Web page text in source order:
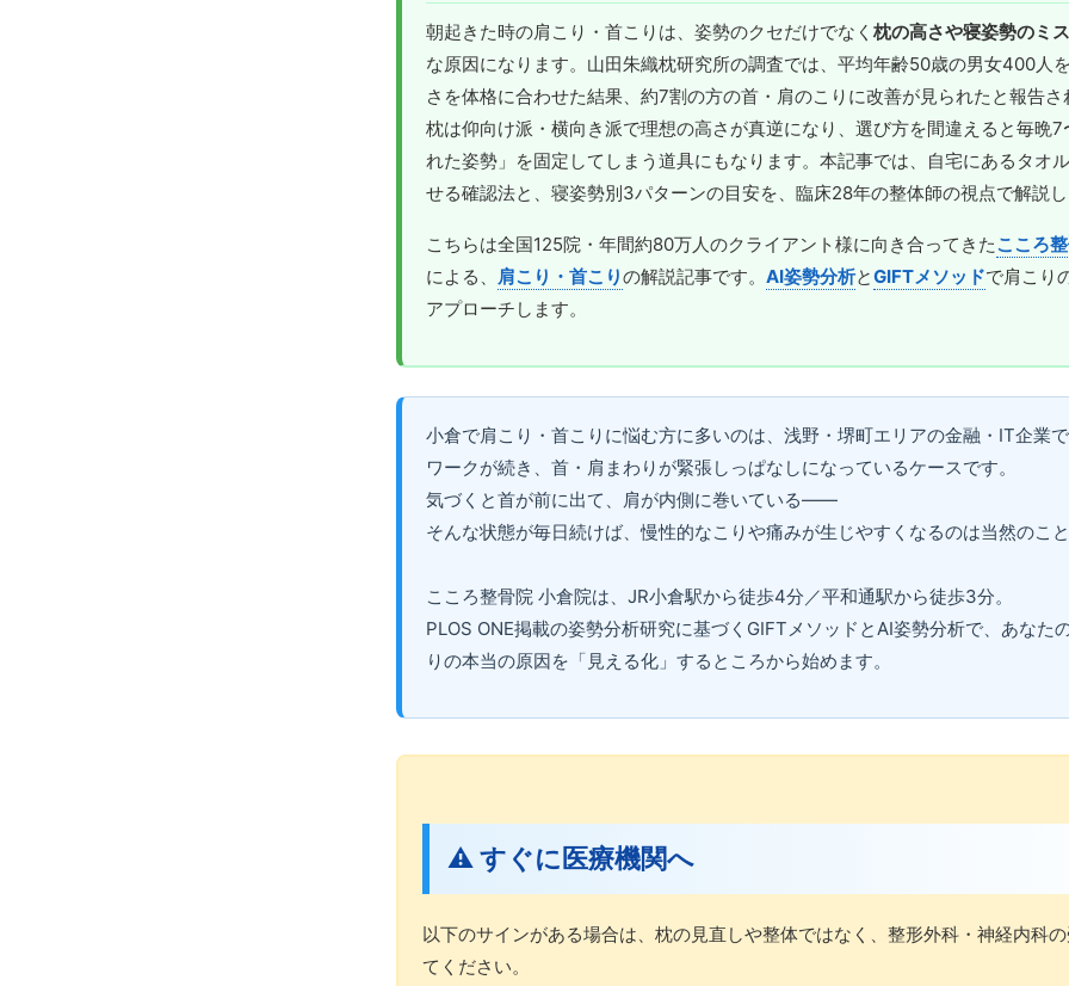
朝起きた時の肩こり・首こりは、姿勢のクセだけでなく 枕の高さや寝姿勢のミ
な原因になります。山田朱織枕研究所の調査では、平均年齢50歳の男女400人
さを体格に合わせた結果、約7割の方の首・肩のこりに改善が見られたと報告
枕は仰向け派・横向き派で理想の高さが真逆になり、選び方を間違えると毎晩
れた姿勢」を固定してしまう道具にもなります。本記事では、自宅にあるタオ
せる確認法と、寝姿勢別3パターンの目安を、臨床28年の整体師の視点で解説
こちらは全国125院・年間約80万人のクライアント様に向き合ってきたこころ
による、 肩こり・首こりの解説記事です。 AI姿勢分析とGIFTメソッドで肩こり
アプローチします。
小倉で肩こり・首こりに悩む方に多いのは、浅野・堺町エリアの金融・IT企業
ワークが続き、首・肩まわりが緊張しっぱなしになっているケースです。
気づくと首が前に出て、肩が内側に巻いている——
そんな状態が毎日続けば、慢性的なこりや痛みが生じやすくなるのは当然のこ
こころ整骨院 小倉院は、JR小倉駅から徒歩4分／平和通駅から徒歩3分。
PLOS ONE掲載の姿勢分析研究に基づくGIFTメソッドとAI姿勢分析で、あなた
りの本当の原因を「見える化」するところから始めます。
⚠️ すぐに医療機関へ
以下のサインがある場合は、枕の見直しや整体ではなく、整形外科・神経内科
てください。